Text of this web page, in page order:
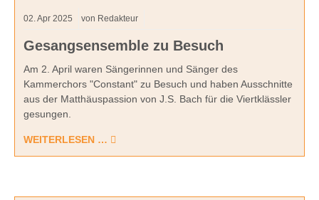
02.Apr 2025 von Redakteur
Gesangsensemble zu Besuch
Am 2. April waren Sängerinnen und Sänger des
Kammerchors "Constant" zu Besuch und haben Ausschnitte
aus der Matthäuspassion von J.S. Bach für die Viertklässler
gesungen.
WEITERLESEN …